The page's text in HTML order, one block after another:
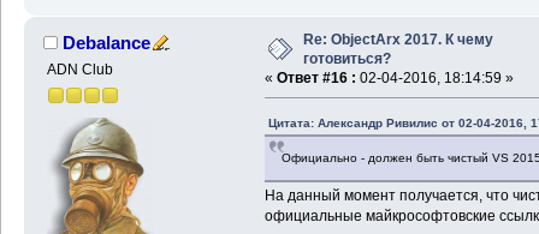
Debalance
ADN Club
Re: ObjectArx 2017. К чему
готовиться?
« Ответ #16 : 02-04-2016, 18:14:59 »
Цитата: Александр Ривилис от 02-04-2016,
Официально - должен быть чистый VS
На данный момент получается, что
официальные майкрософтовские